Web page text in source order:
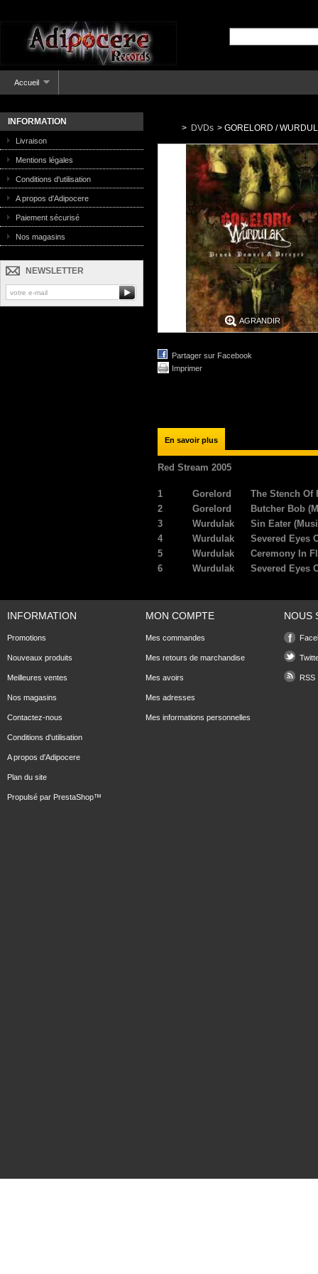
Accueil
INFORMATION
Livraison
Mentions légales
Conditions d'utilisation
A propos d'Adipocere
Paiement sécurisé
Nos magasins
NEWSLETTER
> DVDs > GORELORD /
AGRANDIR
Partager sur Facebook
Imprimer
En savoir plus
Red Stream 2005
1 Gorelord
The Stench Of
2
Gorelord
Butcher Bob
3
Wurdulak
Sin Eater
4
Wurdulak
Severed Eyes
5
Wurdulak
Ceremony In
6
Wurdulak Severed Eyes
INFORMATION
Promotions
Nouveaux produits
Meilleures ventes
Nos magasins
Contactez-nous
Conditions d'utilisation
A propos d'Adipocere
Plan du site
Propulsé par PrestaShop™
MON COMPTE
Mes commandes
Mes retours de marchandise
Mes avoirs
Mes adresses
Mes informations personnelles
NOUS
RSS